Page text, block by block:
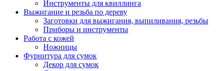
Инструменты для квиллинга
Выжигание и резьба по дереву
Заготовки для выжигания, выпиливания, резьбы
Приборы и инструменты
Работа с кожей
Ножницы
Фурнитура для сумок
Декор для сумок